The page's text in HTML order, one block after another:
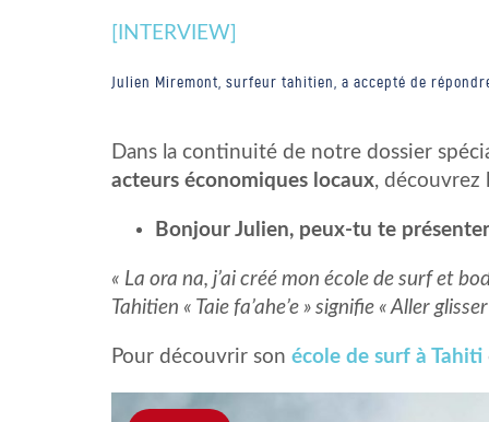
[INTERVIEW]
Julien Miremont, surfeur tahitien, a accepté de
Dans la continuité de notre dossier
acteurs économiques locaux, découvrez
Bonjour Julien, peux-tu te
« La ora na, j’ai créé mon école de surf et
Tahitien « Taie fa’ahe’e » signifie « Aller
Pour découvrir son école de surf à Tahiti